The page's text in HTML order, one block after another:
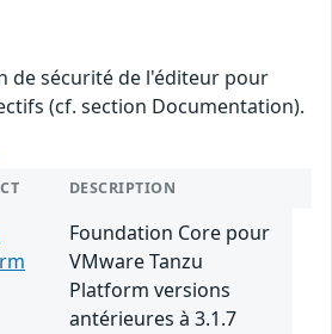
de sécurité de l'éditeur pour
(cf. section Documentation).
DESCRIPTION
Foundation Core pour
VMware Tanzu
Platform versions
antérieures à 3.1.7